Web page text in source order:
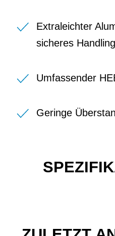
Extraleichter
sicheres Handling
Umfassender
Geringe